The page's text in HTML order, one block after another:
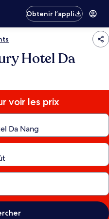
Obtenir l’appli
Hotel Da
voir les prix